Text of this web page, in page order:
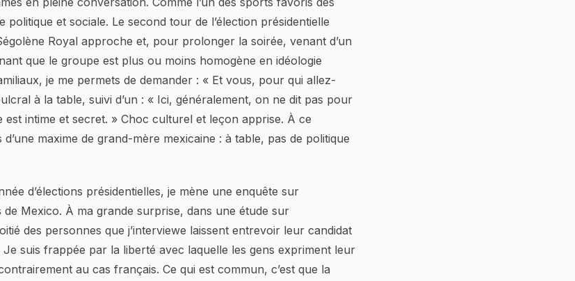
politique et sociale. Le second tour de l’élection présidentielle
Royal approche et, pour prolonger la soirée, venant d’un
que le groupe est plus ou moins homogène en idéologie
je me permets de demander : « Et vous, pour qui allez-
à la table, suivi d’un : « Ici, généralement, on ne dit pas pour
intime et secret. » Choc culturel et leçon apprise. À ce
maxime de grand-mère mexicaine : à table, pas de politique
d’élections présidentielles, je mène une enquête sur
de Mexico. À ma grande surprise, dans une étude sur
des personnes que j’interviewe laissent entrevoir leur candidat
suis frappée par la liberté avec laquelle les gens expriment leur
au cas français. Ce qui est commun, c’est que la